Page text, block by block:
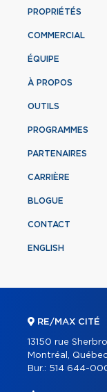
PROPRIÉTÉS
COMMERCIAL
ÉQUIPE
À PROPOS
OUTILS
PROGRAMMES
PARTENAIRES
CARRIÈRE
BLOGUE
CONTACT
ENGLISH
RE/MAX CITÉ
13150 rue
Montréal,
Bur.: 514 644-